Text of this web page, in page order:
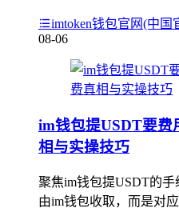
imtoken钱包官网(中国
08-06
im钱包提USDT要费
相与实操技巧
聚焦im钱包提USDT的
由im钱包收取，而是对